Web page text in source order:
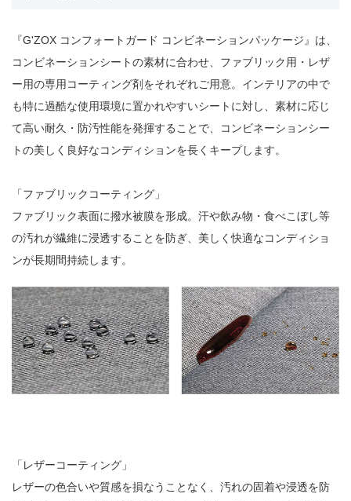
『G'ZOX コンフォートガード コンビネーションパッケージ』は、
コンビネーションシートの素材に合わせ、ファブリック用・レザ
ー用の専用コーティング剤をそれぞれご用意。インテリアの中で
も特に過酷な使用環境に置かれやすいシートに対し、素材に応じ
て高い耐久・防汚性能を発揮することで、コンビネーションシー
トの美しく良好なコンディションを長くキープします。
「ファブリックコーティング」
ファブリック表面に撥水被膜を形成。汗や飲み物・食べこぼし等
の汚れが繊維に浸透することを防ぎ、美しく快適なコンディショ
ンが長期間持続します。
「レザーコーティング」
レザーの色合いや質感を損なうことなく、汚れの固着や浸透を防